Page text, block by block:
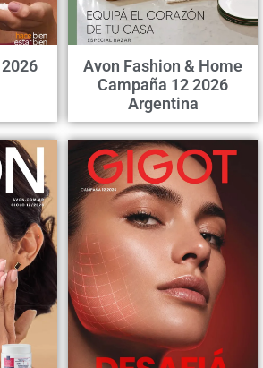
Avon Fashion & Home
Campaña 12 2026
Argentina